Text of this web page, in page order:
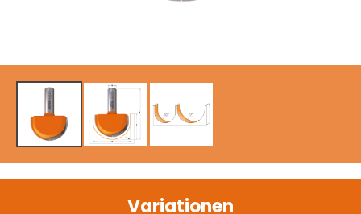
Variationen